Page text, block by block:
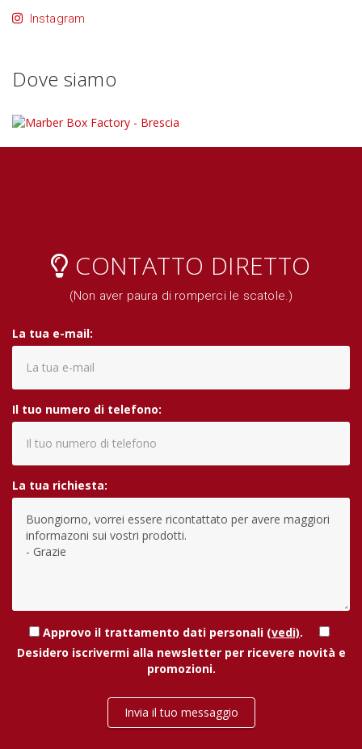
Instagram
Dove siamo
CONTATTO DIRETTO
(Non aver paura di romperci le scatole.)
La tua e-mail:
Il tuo numero di telefono:
La tua richiesta:
Approvo il trattamento dati personali (vedi).
Desidero iscrivermi alla newsletter per ricevere novità e
promozioni.
Invia il tuo messaggio